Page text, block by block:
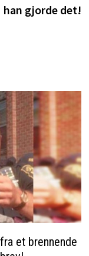
han gjorde det!
et brennende